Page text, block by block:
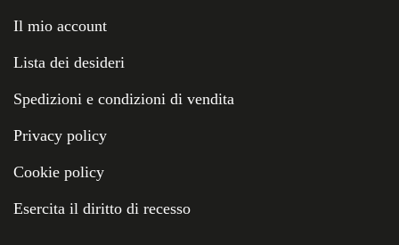
Il mio account
Lista dei desideri
Spedizioni e condizioni di vendita
Privacy policy
Cookie policy
Esercita il diritto di recesso